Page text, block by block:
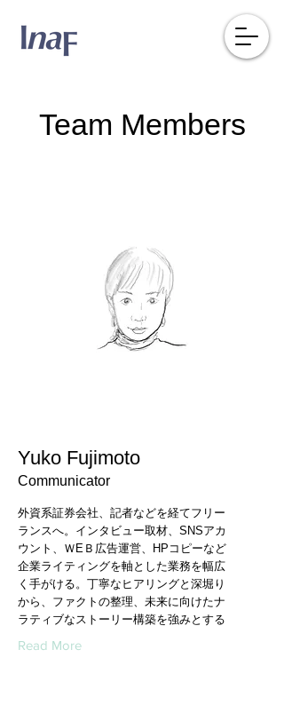
Team Members
Yuko Fujimoto
​Communicator
外資系証券会社、記者などを経てフリー
ランスへ。インタビュー取材、SNSアカ
ウント、ＷEＢ広告運営、HPコピーなど
企業ライティングを軸とした業務を幅広
く手がける。丁寧なヒアリングと深堀り
から、ファクトの整理、未来に向けたナ
ラティブなストーリー構築を強みとする
Read More